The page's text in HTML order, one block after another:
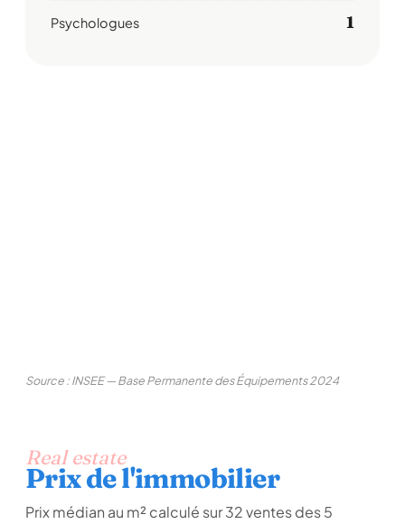
Psychologues 1
Source : INSEE — Base Permanente des Équipements 2024
Real estate
Prix de l'immobilier
Prix médian au m² calculé sur 32 ventes des 5